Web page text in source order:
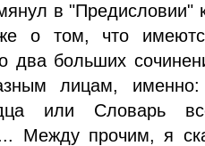
в "Предисловии"
о том, что
два больших
лицам,
или Словарь
Между прочим, я